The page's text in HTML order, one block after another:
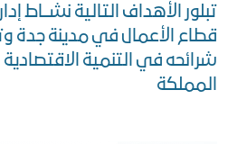
تبلور الأهداف التالية نشــاط
قطاع الأعمال في مدينة جدة
شرائحه في التنمية
المملكة